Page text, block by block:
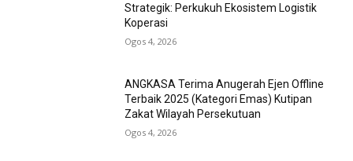
Strategik: Perkukuh Ekosistem Logistik
Koperasi
Ogos 4, 2026
ANGKASA Terima Anugerah Ejen Offline
Terbaik 2025 (Kategori Emas) Kutipan
Zakat Wilayah Persekutuan
Ogos 4, 2026